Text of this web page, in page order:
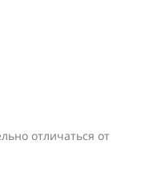
отличаться от